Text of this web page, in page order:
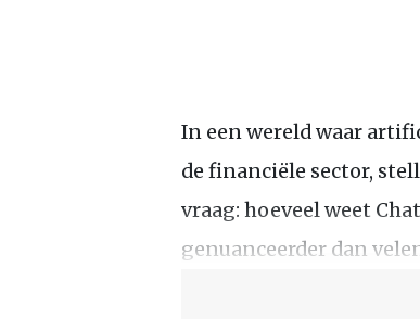
In een wereld waar
de financiële sector,
vraag: hoeveel weet
genuanceerder dan